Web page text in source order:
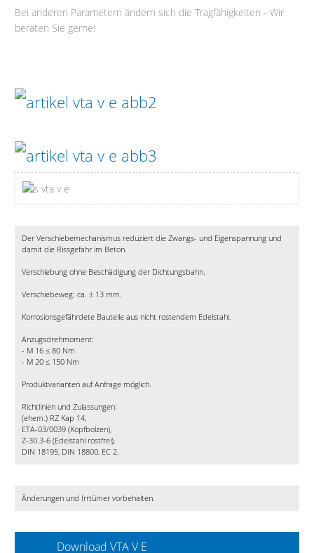
Bei anderen Parametern ändern sich die Tragfähigkeiten - Wir
beraten Sie gerne!
Der Verschiebemechanismus reduziert die Zwangs- und Eigenspannung und
damit die Rissgefahr im Beton.
Verschiebung ohne Beschädigung der Dichtungsbahn.
Verschiebeweg: ca. ± 13 mm.
Korrosionsgefährdete Bauteile aus nicht rostendem Edelstahl.
Anzugsdrehmoment:
- M 16 ≤ 80 Nm
- M 20 ≤ 150 Nm
Produktvarianten auf Anfrage möglich.
Richtlinien und Zulassungen:
(ehem.) RZ Kap 14,
ETA-03/0039 (Kopfbolzen),
Z-30.3-6 (Edelstahl rostfrei),
DIN 18195, DIN 18800, EC 2.
Änderungen und Irrtümer vorbehalten.
Download VTA V E